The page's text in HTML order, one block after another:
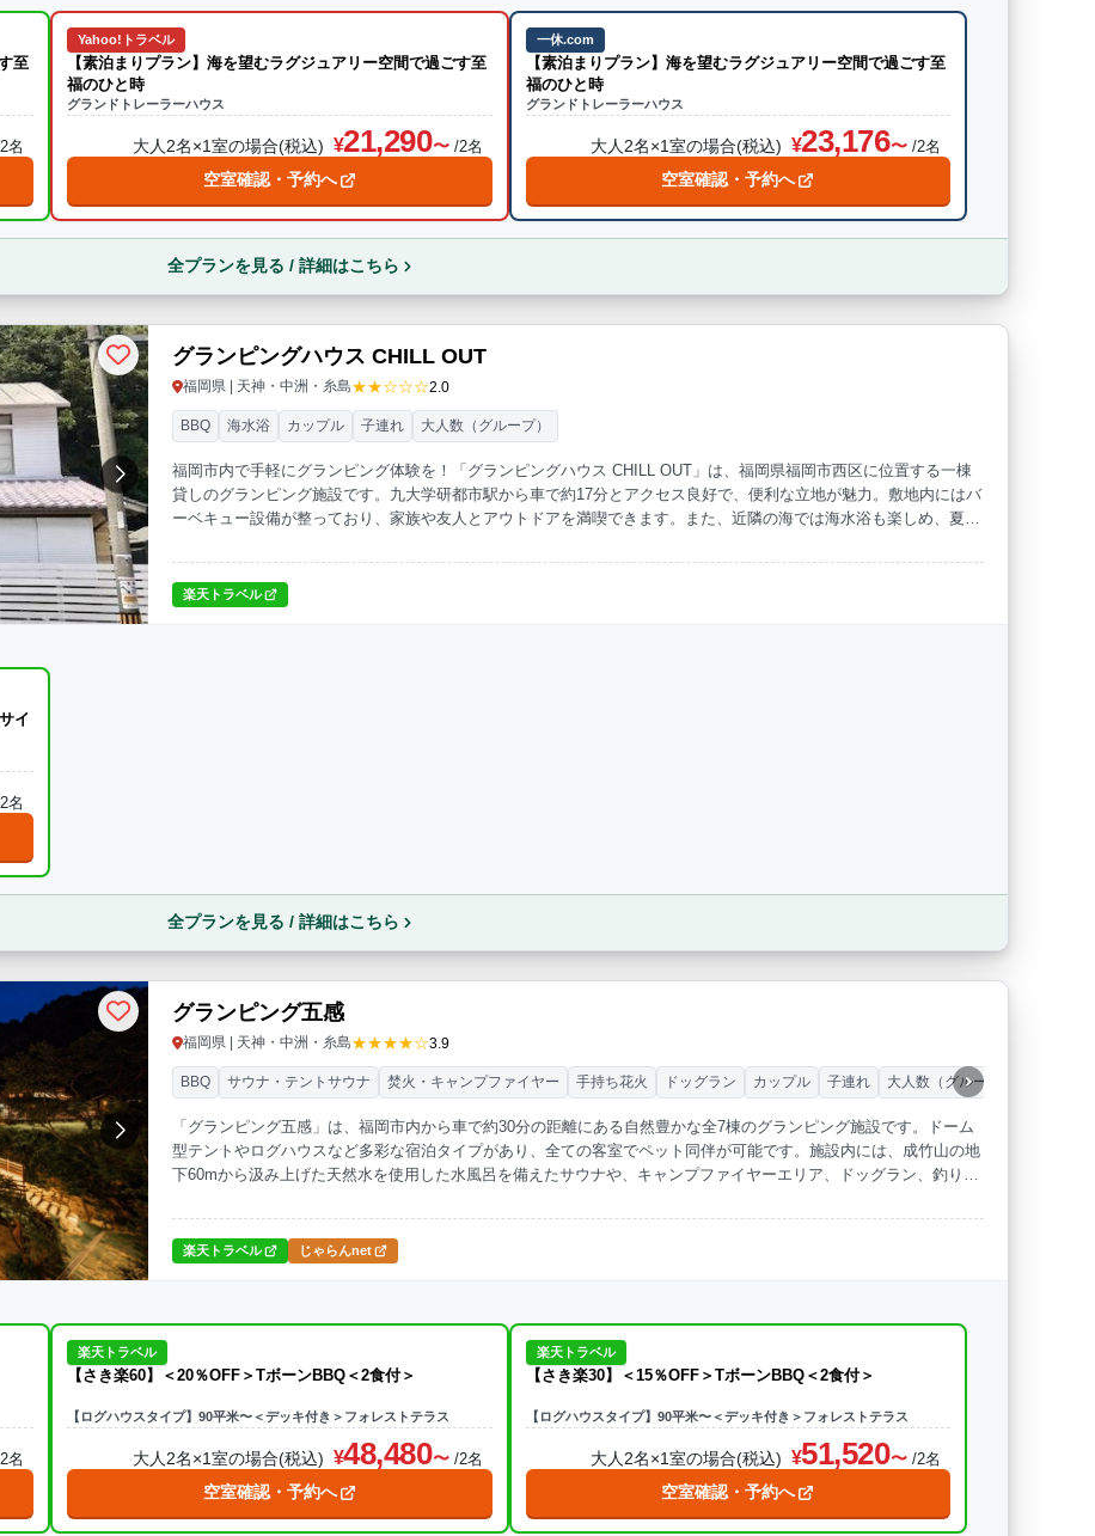
至
名
Yahoo!トラベル
【素泊まりプラン】海を望むラグジュアリー空間で過ごす至
福のひと時
グランドトレーラーハウス
大人2名×1室の場合(税込) 21,290 /2名
空室確認・予約へ
一休.com
【素泊まりプラン】海を望むラグジュアリー空間で過ごす至
福のひと時
グランドトレーラーハウス
大人2名×1室の場合(税込) 23,176 /2名
空室確認・予約へ
全プランを見る / 詳細はこちら
グランピングハウス CHILL OUT
福岡県 | 天神・中洲・糸島★★☆☆☆2.0
福岡市内で手軽にグランピング体験を！「グランピングハウス CHILL OUT」は、福岡県福岡市西区に位置する一棟
貸しのグランピング施設です。九大学研都市駅から車で約17分とアクセス良好で、便利な立地が魅力。敷地内にはバ
ーベキュー設備が整っており、家族や友人とアウトドアを満喫できます。また、近隣の海では海水浴も楽しめ、夏の
BBQ 海水浴 カップル 子連れ 大人数（グループ）
楽天トラベル
イ
名
全プランを見る / 詳細はこちら
グランピング五感
福岡県 | 天神・中洲・糸島★★★★☆3.9
「グランピング五感」は、福岡市内から車で約30分の距離にある自然豊かな全7棟のグランピング施設です。ドーム
型テントやログハウスなど多彩な宿泊タイプがあり、全ての客室でペット同伴が可能です。施設内には、成竹山の地
下60mから汲み上げた天然水を使用した水風呂を備えたサウナや、キャンプファイヤーエリア、ドッグラン、釣り堀
BBQ サウナ・テントサウナ 焚火・キャンプファイヤー 手持ち花火 ドッグラン カップル 子連れ 大人数（グループ）
楽天トラベル じゃらんnet
名
楽天トラベル
【さき楽60】＜20％OFF＞TボーンBBQ＜2食付＞
【ログハウスタイプ】90平米〜＜デッキ付き＞フォレストテラス
大人2名×1室の場合(税込) 48,480 /2名
空室確認・予約へ
楽天トラベル
【さき楽30】＜15％OFF＞TボーンBBQ＜2食付＞
【ログハウスタイプ】90平米〜＜デッキ付き＞フォレストテラス
大人2名×1室の場合(税込) 51,520 /2名
空室確認・予約へ